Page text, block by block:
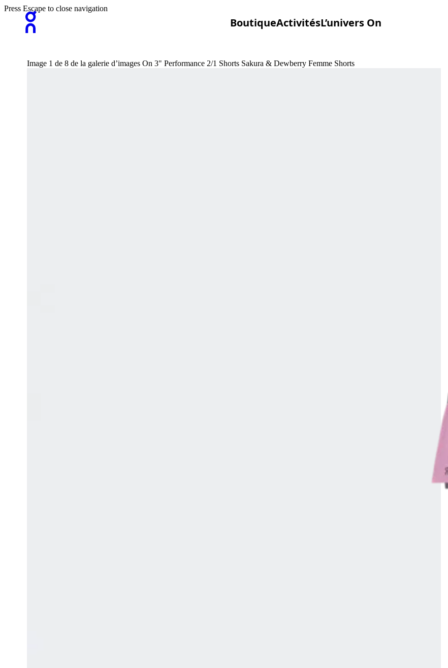
BoutiqueActivitésL’univers On
Press Escape to close navigation
Image 1 de 8 de la galerie d’images On 3" Performance 2/1 Shorts Sakura & Dewberry Femme Shorts